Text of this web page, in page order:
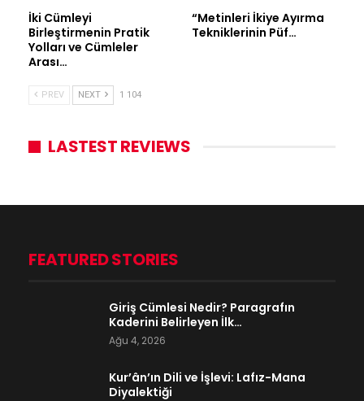
İki Cümleyi
Birleştirmenin Pratik
Yolları ve Cümleler
Arası…
“Metinleri İkiye Ayırma
Tekniklerinin Püf…
PREV NEXT 1 104
LASTEST REVIEWS
FEATURED STORIES
Giriş Cümlesi Nedir? Paragrafın
Kaderini Belirleyen İlk…
Ağu 4, 2026
Kur’ân’ın Dili ve İşlevi: Lafız-Mana
Diyalektiği